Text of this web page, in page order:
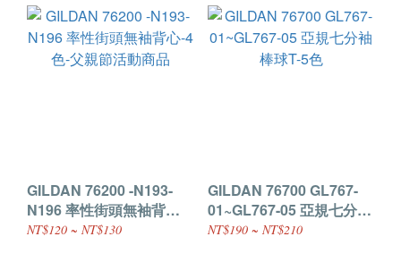
GILDAN 76200 -N193-
N196 率性街頭無袖背心-4
色-父親節活動商品
NT$120 ~ NT$130
GILDAN 76700 GL767-
01~GL767-05 亞規七分袖
棒球T-5色
NT$190 ~ NT$210